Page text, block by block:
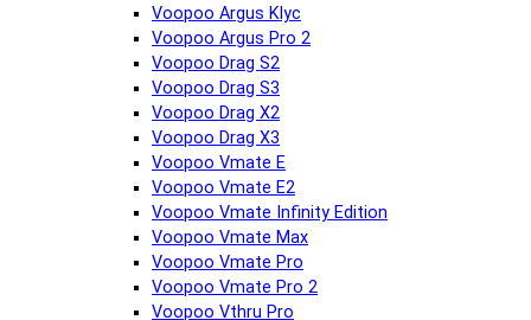
Voopoo Argus Klyc
Voopoo Argus Pro 2
Voopoo Drag S2
Voopoo Drag S3
Voopoo Drag X2
Voopoo Drag X3
Voopoo Vmate E
Voopoo Vmate E2
Voopoo Vmate Infinity Edition
Voopoo Vmate Max
Voopoo Vmate Pro
Voopoo Vmate Pro 2
Voopoo Vthru Pro